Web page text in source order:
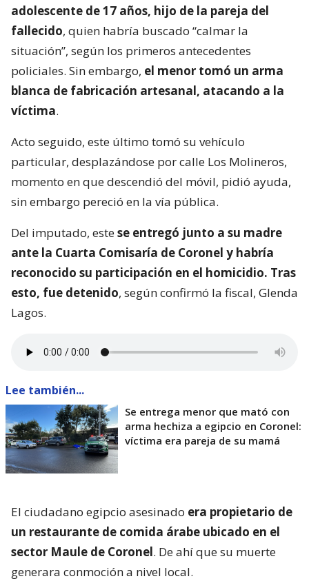
adolescente de 17 años, hijo de la pareja del
fallecido, quien habría buscado “calmar la
situación”, según los primeros antecedentes
policiales. Sin embargo, el menor tomó un arma
blanca de fabricación artesanal, atacando a la
víctima.
Acto seguido, este último tomó su vehículo
particular, desplazándose por calle Los Molineros,
momento en que descendió del móvil, pidió ayuda,
sin embargo pereció en la vía pública.
Del imputado, estese entregó junto a su madre
ante la Cuarta Comisaría de Coronel y habría
reconocido su participación en el homicidio. Tras
esto, fue detenido, según confirmó la fiscal, Glenda
Lagos.
Lee también...
Se entrega menor que mató con
arma hechiza a egipcio en Coronel:
víctima era pareja de su mamá
El ciudadano egipcio asesinado era propietario de
un restaurante de comida árabe ubicado en el
sector Maule de Coronel. De ahí que su muerte
generara conmoción a nivel local.